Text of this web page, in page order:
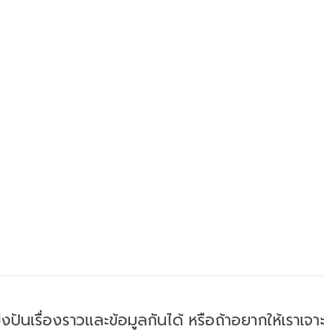
เรื่องราวและข้อมูลกันได้ หรือถ้าอยากให้เราเจาะ